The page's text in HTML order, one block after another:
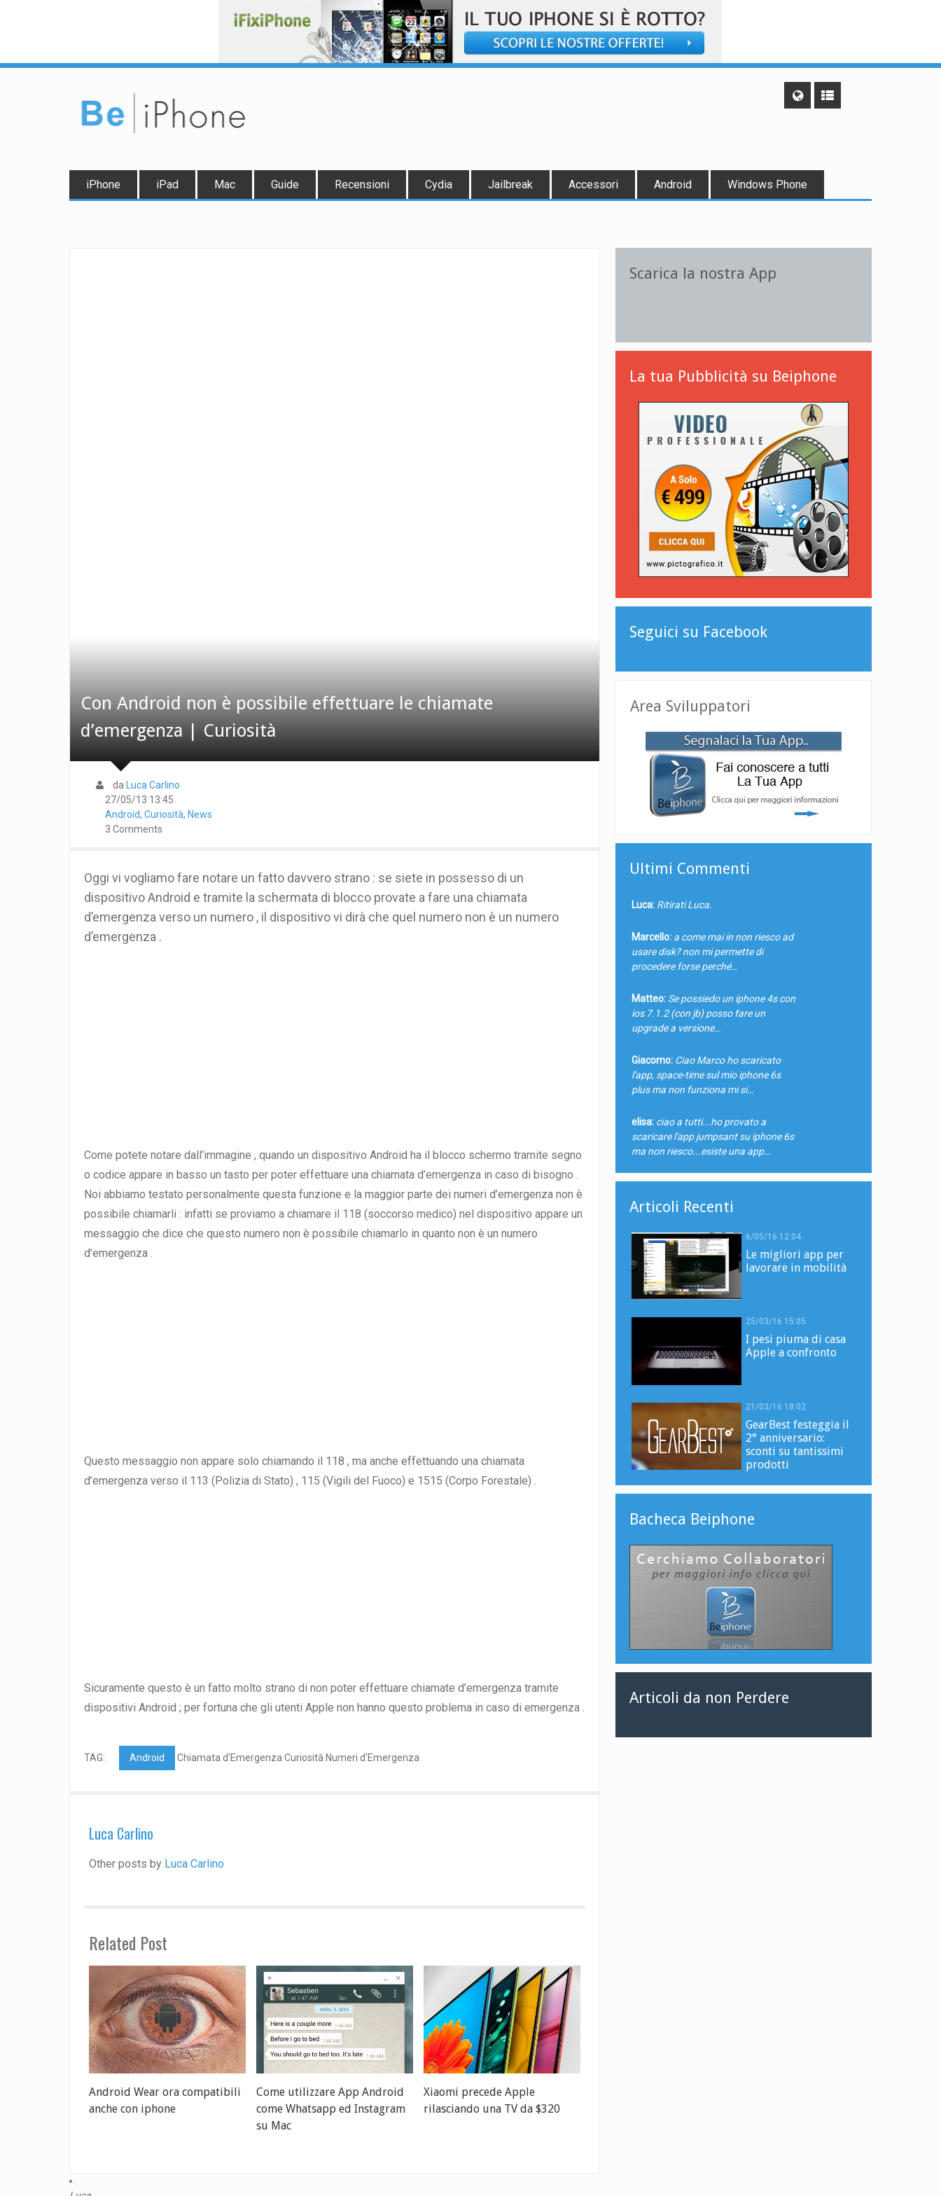
iPhone iPad Mac Guide Recensioni Cydia Jailbreak Accessori Android Windows Phone
Con Android non è possibile effettuare le chiamate
d’emergenza | Curiosità
da Luca Carlino
27/05/13 13:45
Android, Curiosità, News
3 Comments
Oggi vi vogliamo fare notare un fatto davvero strano : se siete in possesso di un
dispositivo Android e tramite la schermata di blocco provate a fare una chiamata
d’emergenza verso un numero , il dispositivo vi dirà che quel numero non è un numero
d’emergenza .
Come potete notare dall’immagine , quando un dispositivo Android ha il blocco schermo tramite segno
o codice appare in basso un tasto per poter effettuare una chiamata d’emergenza in caso di bisogno .
Noi abbiamo testato personalmente questa funzione e la maggior parte dei numeri d’emergenza non è
possibile chiamarli : infatti se proviamo a chiamare il 118 (soccorso medico) nel dispositivo appare un
messaggio che dice che questo numero non è possibile chiamarlo in quanto non è un numero
d’emergenza .
Questo messaggio non appare solo chiamando il 118 , ma anche effettuando una chiamata
d’emergenza verso il 113 (Polizia di Stato) , 115 (Vigili del Fuoco) e 1515 (Corpo Forestale) .
Sicuramente questo è un fatto molto strano di non poter effettuare chiamate d’emergenza tramite
dispositivi Android ; per fortuna che gli utenti Apple non hanno questo problema in caso di emergenza .
TAG: Android Chiamata d'Emergenza Curiosità Numeri d'Emergenza
Luca Carlino
Other posts by Luca Carlino
Related Post
Android Wear ora compatibili
anche con iphone
Come utilizzare App Android
come Whatsapp ed Instagram
su Mac
Xiaomi precede Apple
rilasciando una TV da $320
Scarica la nostra App
La tua Pubblicità su Beiphone
Seguici su Facebook
Area Sviluppatori
Ultimi Commenti
Luca: Ritirati Luca.
Marcello: a come mai in non riesco ad
usare disk? non mi permette di
procedere forse perché…
Matteo: Se possiedo un iphone 4s con
ios 7.1.2 (con jb) posso fare un
upgrade a versione…
Giacomo: Ciao Marco ho scaricato
l'app, space-time sul mio iphone 6s
plus ma non funziona mi si…
elisa: ciao a tutti...ho provato a
scaricare l'app jumpsant su iphone 6s
ma non riesco...esiste una app…
Articoli Recenti
6/05/16 12:04
Le migliori app per
lavorare in mobilità
25/03/16 15:05
I pesi piuma di casa
Apple a confronto
21/03/16 18:02
GearBest festeggia il
2° anniversario:
sconti su tantissimi
prodotti
Bacheca Beiphone
Articoli da non Perdere